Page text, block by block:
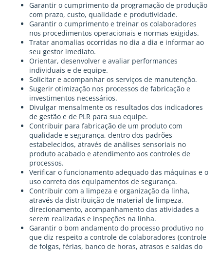
Garantir o cumprimento da programação de produção
com prazo, custo, qualidade e produtividade.
Garantir o cumprimento e treinar os colaboradores
nos procedimentos operacionais e normas exigidas.
Tratar anomalias ocorridas no dia a dia e informar ao
seu gestor imediato.
Orientar, desenvolver e avaliar performances
individuais e de equipe.
Solicitar e acompanhar os serviços de manutenção.
Sugerir otimização nos processos de fabricação e
investimentos necessários.
Divulgar mensalmente os resultados dos indicadores
de gestão e de PLR para sua equipe.
Contribuir para fabricação de um produto com
qualidade e segurança, dentro dos padrões
estabelecidos, através de análises sensoriais no
produto acabado e atendimento aos controles de
processos.
Verificar o funcionamento adequado das máquinas e o
uso correto dos equipamentos de segurança.
Contribuir com a limpeza e organização da linha,
através da distribuição de material de limpeza,
direcionamento, acompanhamento das atividades a
serem realizadas e inspeções na linha.
Garantir o bom andamento do processo produtivo no
que diz respeito a controle de colaboradores (controle
de folgas, férias, banco de horas, atrasos e saídas do